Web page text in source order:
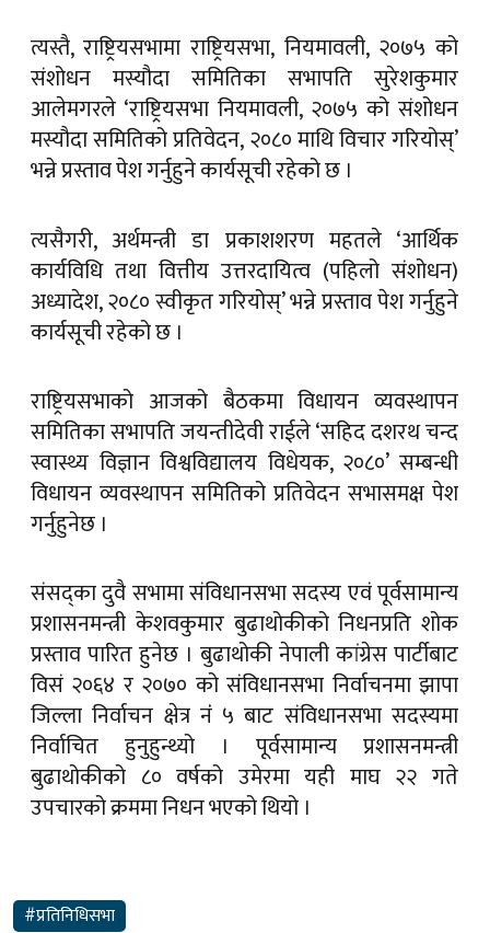
त्यस्तै, राष्ट्रियसभामा राष्ट्रियसभा, नियमावली, २०७५ को
संशोधन मस्यौदा समितिका सभापति सुरेशकुमार
आलेमगरले ‘राष्ट्रियसभा नियमावली, २०७५ को संशोधन
मस्यौदा समितिको प्रतिवेदन, २०८० माथि विचार गरियोस्’
भन्ने प्रस्ताव पेश गर्नुहुने कार्यसूची रहेको छ ।
त्यसैगरी, अर्थमन्त्री डा प्रकाशशरण महतले ‘आर्थिक
कार्यविधि तथा वित्तीय उत्तरदायित्व (पहिलो संशोधन)
अध्यादेश, २०८० स्वीकृत गरियोस्’ भन्ने प्रस्ताव पेश गर्नुहुने
कार्यसूची रहेको छ ।
राष्ट्रियसभाको आजको बैठकमा विधायन व्यवस्थापन
समितिका सभापति जयन्तीदेवी राईले ‘सहिद दशरथ चन्द
स्वास्थ्य विज्ञान विश्वविद्यालय विधेयक, २०८०’ सम्बन्धी
विधायन व्यवस्थापन समितिको प्रतिवेदन सभासमक्ष पेश
गर्नुहुनेछ ।
संसद्का दुवै सभामा संविधानसभा सदस्य एवं पूर्वसामान्य
प्रशासनमन्त्री केशवकुमार बुढाथोकीको निधनप्रति शोक
प्रस्ताव पारित हुनेछ । बुढाथोकी नेपाली कांग्रेस पार्टीबाट
विसं २०६४ र २०७० को संविधानसभा निर्वाचनमा झापा
जिल्ला निर्वाचन क्षेत्र नंं ५ बाट संविधानसभा सदस्यमा
निर्वाचित हुनुहुन्थ्यो । पूर्वसामान्य प्रशासनमन्त्री
बुढाथोकीको ८० वर्षको उमेरमा यही माघ २२ गते
उपचारको क्रममा निधन भएको थियो ।
#प्रतिनिधिसभा